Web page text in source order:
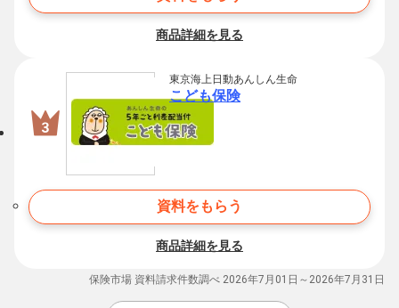
商品詳細を見る
東京海上日動あんしん生命
こども保険
資料をもらう
商品詳細を見る
保険市場 資料請求件数調べ 2026年7月01日～2026年7月31日